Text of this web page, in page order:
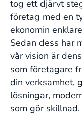
tog ett djärvt
företag med en
ekonomin
Sedan dess har
vår vision är
som företagare
din verksamhet,
lösningar,
som gör skillnad.